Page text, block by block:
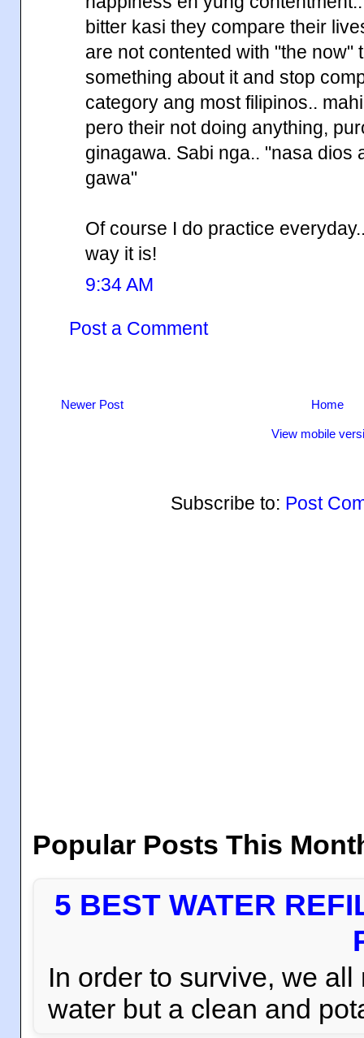
bitter kasi they compare their
are not contented with "the now"
something about it and stop
category ang most filipinos..
pero their not doing anything,
ginagawa. Sabi nga.. "nasa dios
gawa"
Of course I do practice
way it is!
9:34 AM
Post a Comment
Newer Post Home
View mobile
Subscribe to: Post
Popular Posts This
5 BEST WATER
In order to survive, we
water but a clean and